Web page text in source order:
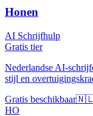
Honen
AI Schrijfhulp
Gratis tier
Nederlandse AI-
stijl en
Gratis beschikbaar🇳🇱
HO